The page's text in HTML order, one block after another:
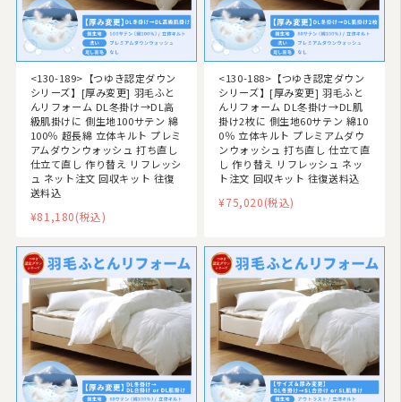
<130-189>【つゆき認定ダウン
シリーズ】[厚み変更] 羽毛ふと
んリフォーム DL冬掛け→DL高
級肌掛けに 側生地100サテン 綿
100％ 超長綿 立体キルト プレミ
アムダウンウォッシュ 打ち直し
仕立て直し 作り替え リフレッシ
ュ ネット注文 回収キット 往復
送料込
¥81,180(税込)
<130-188>【つゆき認定ダウン
シリーズ】[厚み変更] 羽毛ふと
んリフォーム DL冬掛け→DL肌
掛け2枚に 側生地60サテン 綿10
0％ 立体キルト プレミアムダウ
ンウォッシュ 打ち直し 仕立て直
し 作り替え リフレッシュ ネッ
ト注文 回収キット 往復送料込
¥75,020(税込)